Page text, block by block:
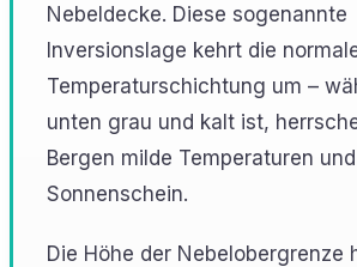
Nebeldecke. Diese sogenannte
Inversionslage kehrt die
Temperaturschichtung um –
unten grau und kalt ist,
Bergen milde Temperaturen und
Sonnenschein.
Die Höhe der Nebelobergrenze